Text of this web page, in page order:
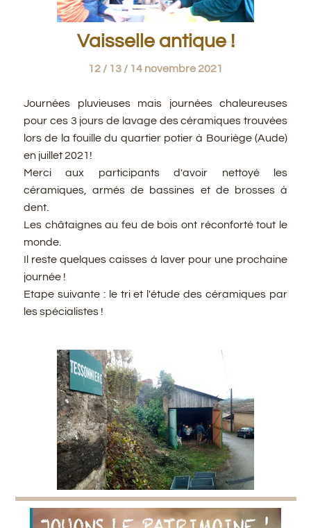
Vaisselle antique !
12 / 13 / 14 novembre 2021
Journées pluvieuses mais journées chaleureuses
pour ces 3 jours de lavage des céramiques trouvées
lors de la fouille du quartier potier à Bouriège (Aude)
en juillet 2021!
Merci aux participants d'avoir nettoyé les
céramiques, armés de bassines et de brosses à
dent.
Les châtaignes au feu de bois ont réconforté tout le
monde.
Il reste quelques caisses à laver pour une prochaine
journée !
Etape suivante : le tri et l'étude des céramiques par
les spécialistes !